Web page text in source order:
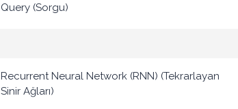
Query (Sorgu)
Recurrent Neural Network (RNN) (Tekrarlayan
Sinir Ağları)